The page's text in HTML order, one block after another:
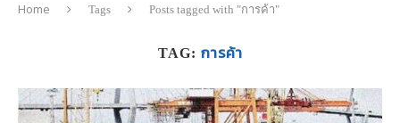
Home Tags Posts tagged with "การค้า"
TAG: การค้า